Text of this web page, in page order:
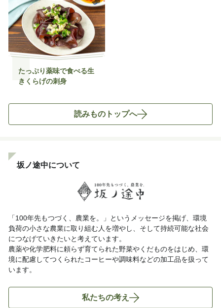
たっぷり薬味で食べる生
きくらげの刺身
読みものトップへ
坂ノ途中について
「100年先もつづく、農業を。」というメッセージを掲げ、環境
負荷の小さな農業に取り組む人を増やし、そして持続可能な社会
につなげていきたいと考えています。
農薬や化学肥料に頼らず育てられた野菜やくだものをはじめ、環
境に配慮してつくられたコーヒーや調味料などの加工品を扱って
います。
私たちの考え